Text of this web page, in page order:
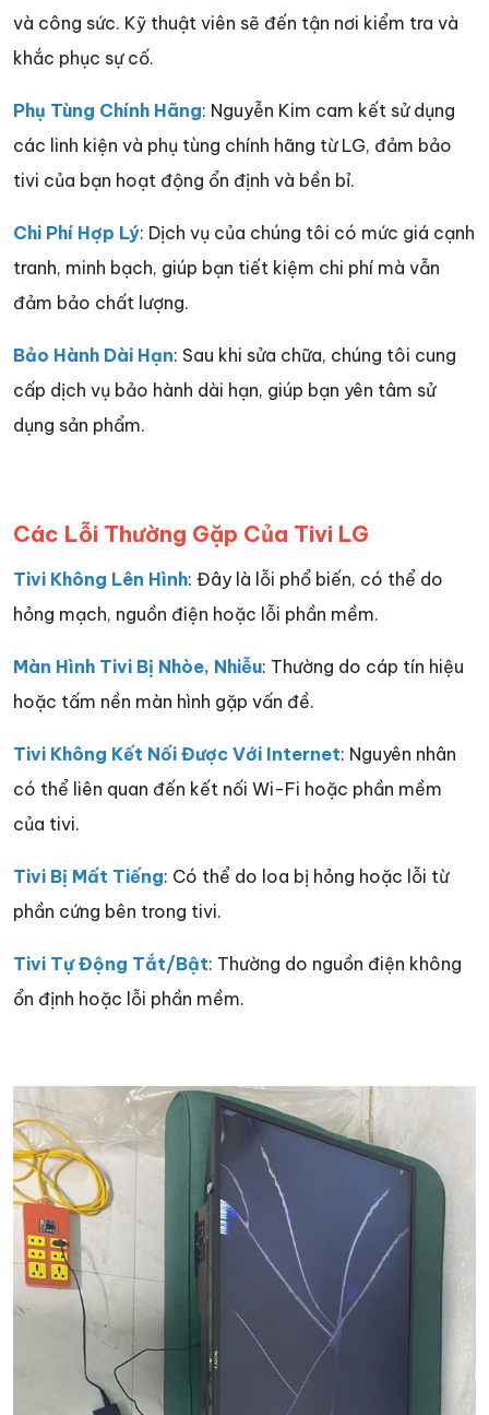
và công sức. Kỹ thuật viên sẽ đến tận nơi kiểm tra và
khắc phục sự cố.
Phụ Tùng Chính Hãng: Nguyễn Kim cam kết sử dụng
các linh kiện và phụ tùng chính hãng từ LG, đảm bảo
tivi của bạn hoạt động ổn định và bền bỉ.
Chi Phí Hợp Lý: Dịch vụ của chúng tôi có mức giá cạnh
tranh, minh bạch, giúp bạn tiết kiệm chi phí mà vẫn
đảm bảo chất lượng.
Bảo Hành Dài Hạn: Sau khi sửa chữa, chúng tôi cung
cấp dịch vụ bảo hành dài hạn, giúp bạn yên tâm sử
dụng sản phẩm.
Các Lỗi Thường Gặp Của Tivi LG
Tivi Không Lên Hình: Đây là lỗi phổ biến, có thể do
hỏng mạch, nguồn điện hoặc lỗi phần mềm.
Màn Hình Tivi Bị Nhòe, Nhiễu: Thường do cáp tín hiệu
hoặc tấm nền màn hình gặp vấn đề.
Tivi Không Kết Nối Được Với Internet: Nguyên nhân
có thể liên quan đến kết nối Wi-Fi hoặc phần mềm
của tivi.
Tivi Bị Mất Tiếng: Có thể do loa bị hỏng hoặc lỗi từ
phần cứng bên trong tivi.
Tivi Tự Động Tắt/Bật: Thường do nguồn điện không
ổn định hoặc lỗi phần mềm.